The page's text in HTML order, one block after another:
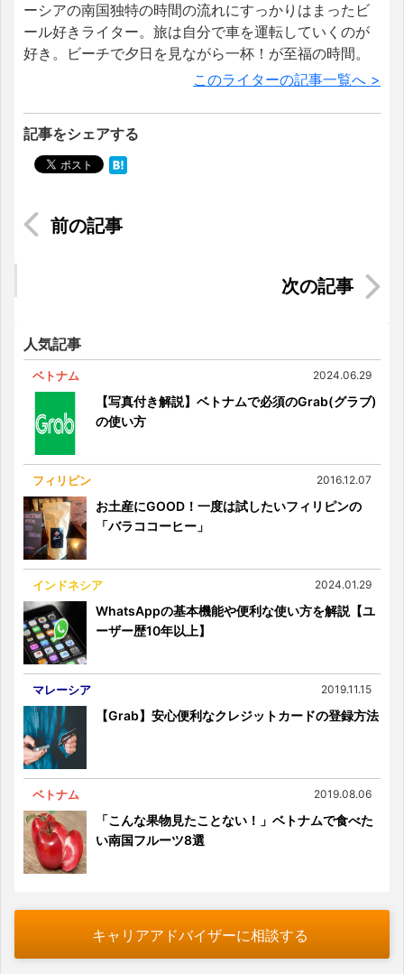
ーシアの南国独特の時間の流れにすっかりはまったビ
ール好きライター。旅は自分で車を運転していくのが
好き。ビーチで夕日を見ながら一杯！が至福の時間。
このライターの記事一覧へ >
記事をシェアする
在住者によるマレーシア基本情報！ マレーシア
絶対食べてほしい！よだれが出ちゃうフィリピン
人気記事
ベトナム 2024.06.29
【写真付き解説】ベトナムで必須のGrab(グラブ)
の使い方
フィリピン 2016.12.07
お土産にGOOD！一度は試したいフィリピンの
「バラココーヒー」
インドネシア 2024.01.29
WhatsAppの基本機能や便利な使い方を解説【ユ
ーザー歴10年以上】
マレーシア 2019.11.15
【Grab】安心便利なクレジットカードの登録方法
ベトナム 2019.08.06
「こんな果物見たことない！」ベトナムで食べた
い南国フルーツ8選
キャリアアドバイザーに相談する